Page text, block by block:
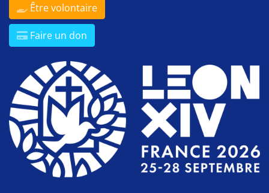
Être volontaire
Faire un don